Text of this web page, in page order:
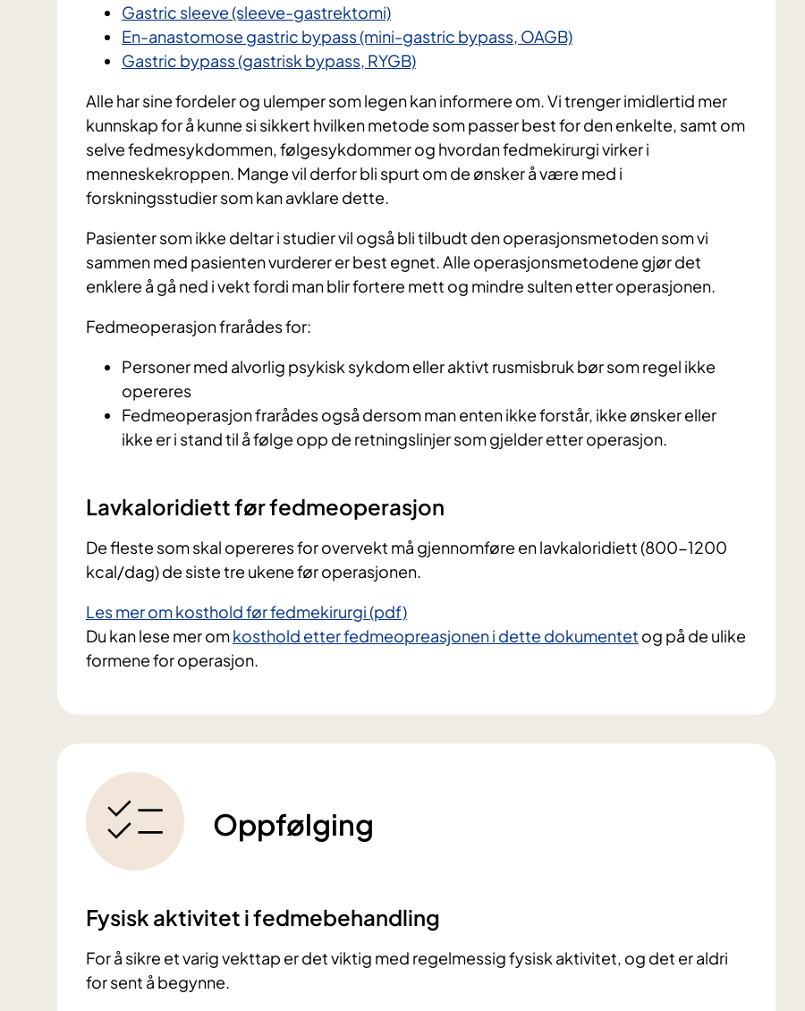
Gastric sleeve (sleeve-gastrektomi)
En-anastomose gastric bypass (mini-gastric bypass, OAGB)
Gastric bypass (gastrisk bypass, RYGB)
Alle har sine fordeler og ulemper som legen kan informere om. Vi trenger imidlertid mer
kunnskap for å kunne si sikkert hvilken metode som passer best for den enkelte, samt om
selve fedmesykdommen, følgesykdommer og hvordan fedmekirurgi virker i
menneskekroppen. Mange vil derfor bli spurt om de ønsker å være med i
forskningsstudier som kan avklare dette.
Pasienter som ikke deltar i studier vil også bli tilbudt den operasjonsmetoden som vi
sammen med pasienten vurderer er best egnet. Alle operasjonsmetodene gjør det
enklere å gå ned i vekt fordi man blir fortere mett og mindre sulten etter operasjonen.
Fedmeoperasjon frarådes for:
Personer med alvorlig psykisk sykdom eller aktivt rusmisbruk bør som regel ikke
opereres
Fedmeoperasjon frarådes også dersom man enten ikke forstår, ikke ønsker eller
ikke er i stand til å følge opp de retningslinjer som gjelder etter operasjon.
Lavkaloridiett før fedmeoperasjon
De fleste som skal opereres for overvekt må gjennomføre en lavkaloridiett (800-1200
kcal/dag) de siste tre ukene før operasjonen.
Les mer om kosthold før fedmekirurgi (pdf)
Du kan lese mer omkosthold etter fedmeopreasjonen i dette dokumentet og på de ulike
formene for operasjon.
Oppfølging
Fysisk aktivitet i fedmebehandling
For å sikre et varig vekttap er det viktig med regelmessig fysisk aktivitet, og det er aldri
for sent å begynne.